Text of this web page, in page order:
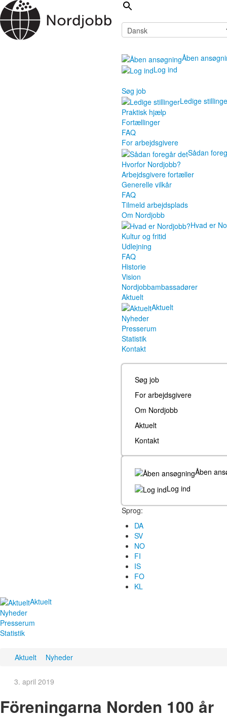
Åben
Log ind
Søg job
Ledige
Praktisk hjælp
Fortællinger
FAQ
For arbejdsgivere
Sådan
Hvorfor Nordjobb?
Arbejdsgivere fortæller
Generelle vilkår
FAQ
Tilmeld arbejdsplads
Om Nordjobb
Hvad er
Kultur og fritid
Udlejning
FAQ
Historie
Vision
Nordjobbambassadører
Aktuelt
Aktuelt
Nyheder
Presserum
Statistik
Kontakt
Søg job
For arbejdsgivere
Om Nordjobb
Aktuelt
Kontakt
Åben
Log ind
Sprog:
DA
SV
NO
FI
IS
FO
KL
Aktuelt
Nyheder
Presserum
Statistik
Aktuelt Nyheder
3. april 2019
Föreningarna Norden 100 år